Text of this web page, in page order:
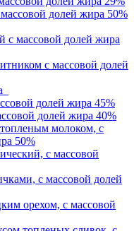
долей жира 50%
массовой долей жира
c массовой долей
долей жира 45%
долей жира 40%
молоком, с
50%
c массовой
с массовой долей
орехом, с массовой